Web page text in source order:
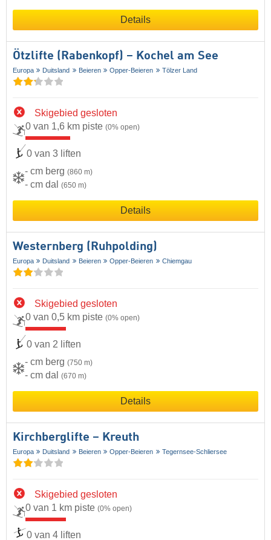
Details
Ötzlifte (Rabenkopf) – Kochel am See
Europa Duitsland Beieren Opper-Beieren Tölzer Land
Skigebied gesloten
0 van 1,6 km piste (0% open)
0 van 3 liften
- cm berg (860 m)
- cm dal (650 m)
Details
Westernberg (Ruhpolding)
Europa Duitsland Beieren Opper-Beieren Chiemgau
Skigebied gesloten
0 van 0,5 km piste (0% open)
0 van 2 liften
- cm berg (750 m)
- cm dal (670 m)
Details
Kirchberglifte – Kreuth
Europa Duitsland Beieren Opper-Beieren Tegernsee-Schliersee
Skigebied gesloten
0 van 1 km piste (0% open)
0 van 4 liften